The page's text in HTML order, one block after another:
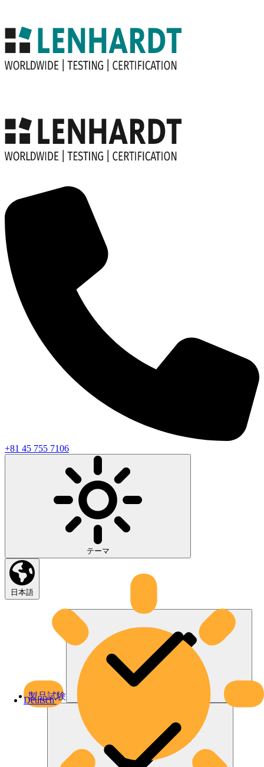
+81 45 755 7106
テーマ
日本語
Deutsch
製品試験